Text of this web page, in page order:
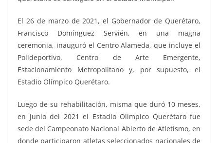
El 26 de marzo de 2021, el Gobernador de Querétaro,
Francisco Domínguez Servién, en una magna
ceremonia, inauguró el Centro Alameda, que incluye el
Polideportivo, Centro de Arte Emergente,
Estacionamiento Metropolitano y, por supuesto, el
Estadio Olímpico Querétaro.
Luego de su rehabilitación, misma que duró 10 meses,
en junio del 2021 el Estadio Olímpico Querétaro fue
sede del Campeonato Nacional Abierto de Atletismo, en
donde participaron atletas seleccionados nacionales de